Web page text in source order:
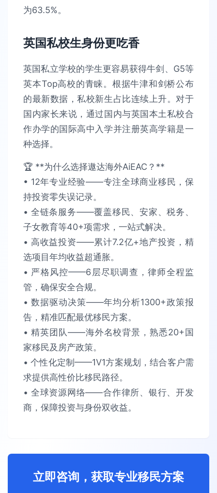
为63.5%。
英国私校生身份更吃香
英国私立学校的学生更容易获得牛剑、G5等
英本Top高校的青睐。根据牛津和剑桥公布
的最新数据，私校新生占比连续上升。对于
国内家长来说，通过国内与英国本土私校合
作办学的国际高中入学并注册英高学籍是一
种选择。
🏆 **为什么选择遨达海外AiEAC？**​​
• 12年专业经验​​——专注全球商业移民，保
持​​投资零失误​​记录。
• 全链条服务​​——覆盖移民、安家、税务、
子女教育等40+项需求，​​一站式解决​​。​​
• 高收益投资​​——累计​​7.2亿+​​地产投资，精
选项目​​年均收益超通胀​​。​​
• 严格风控​​——6层尽职调查，律师全程监
管，确保​​安全合规​​。​​
• 数据驱动决策​​——年均分析​​1300+政策报
告​​，精准匹配最优移民方案。​​
• 精英团队​​——海外名校背景，熟悉​​20+国
家​​移民及房产政策。​​
• 个性化定制​​——1V1方案规划，结合客户需
求提供​​高性价比​​移民路径。​​
• 全球资源网络​​——合作律所、银行、开发
商，保障​​投资与身份双收益​​。
立即咨询，获取专业移民方案